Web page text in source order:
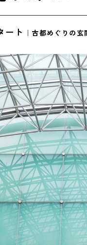
ナー
ルコース
のホテルを出発
ランチ
寺
土産購入・解散
おすすめ観光スポット
ート ｜古都めぐりの